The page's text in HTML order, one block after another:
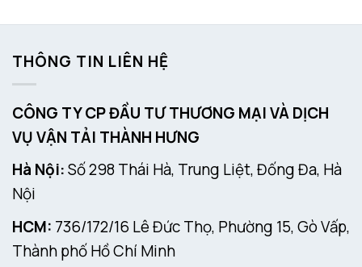
THÔNG TIN LIÊN HỆ
CÔNG TY CP ĐẦU TƯ THƯƠNG MẠI VÀ DỊCH
VỤ VẬN TẢI THÀNH HƯNG
Hà Nội:Số 298 Thái Hà, Trung Liệt, Đống Đa, Hà
Nội
HCM: 736/172/16 Lê Đức Thọ, Phường 15, Gò Vấp,
Thành phố Hồ Chí Minh